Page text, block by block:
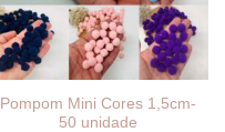
Pompom Mini Cores 1,5cm-
50 unidade